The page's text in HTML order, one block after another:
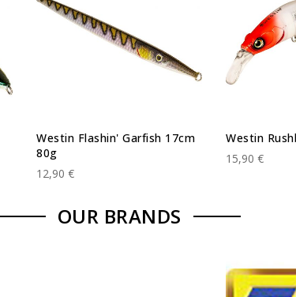
Westin Flashin' Garfish 17cm
80g
12,90 €
Westin
15,90 €
OUR BRANDS